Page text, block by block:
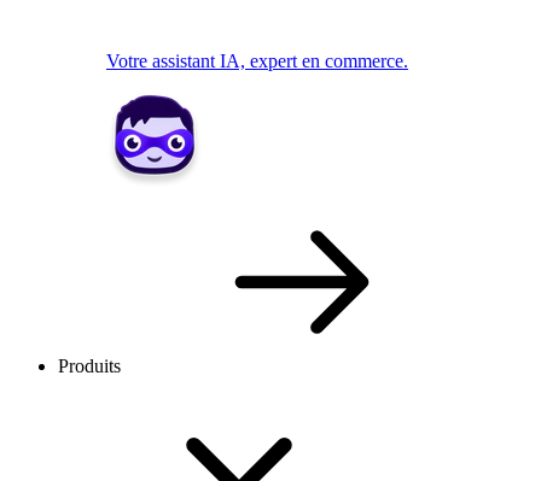
Votre assistant IA, expert en commerce.
Produits